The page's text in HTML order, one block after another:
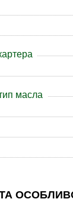
масла